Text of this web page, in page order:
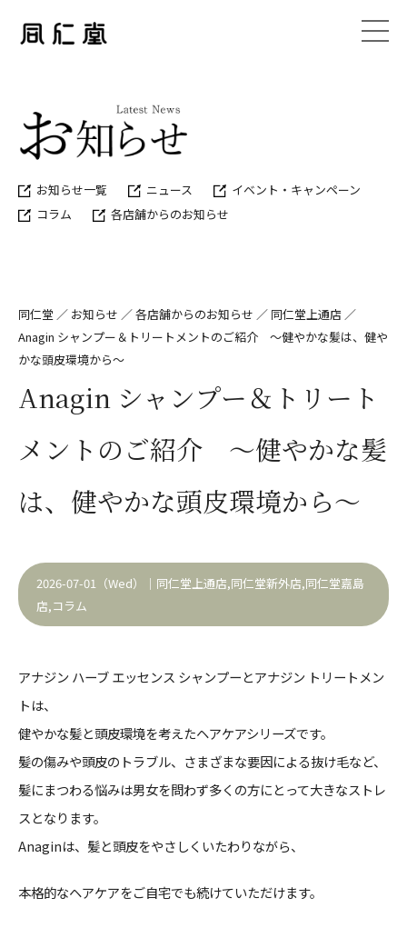
お知らせ一覧 ニュース
イベント・キャンペーン
コラム
各店舗からのお知らせ
同仁堂 ／ お知らせ ／各店舗からのお知らせ ／ 同仁堂上通店 ／
Anagin シャンプー＆トリートメントのご紹介 ～健やかな髪は、健や
かな頭皮環境から～
Anagin シャンプー＆トリート
メントのご紹介 ～健やかな髪
は、健やかな頭皮環境から～
2026-07-01（Wed）｜ 同仁堂上通店,同仁堂新外店,同仁堂嘉島
店,コラム
アナジン ハーブ エッセンス シャンプーとアナジン トリートメン
トは、
健やかな髪と頭皮環境を考えたヘアケアシリーズです。
髪の傷みや頭皮のトラブル、さまざまな要因による抜け毛など、
髪にまつわる悩みは男女を問わず多くの方にとって大きなストレ
スとなります。
Anaginは、髪と頭皮をやさしくいたわりながら、
本格的なヘアケアをご自宅でも続けていただけます。